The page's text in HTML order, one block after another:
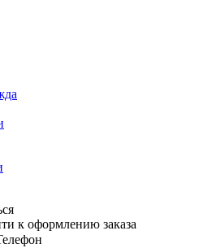
к оформлению заказа